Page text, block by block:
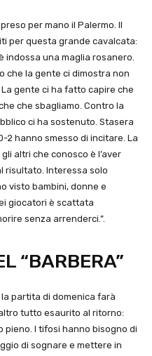
per mano il Palermo. Il
per questa grande cavalcata:
indossa una maglia rosanero.
che la gente ci dimostra non
gente ci ha fatto capire che
che sbagliamo. Contro la
ci ha sostenuto. Stasera
2 hanno smesso di incitare. La
altri che conosco è l’aver
risultato. Interessa solo
visto bambini, donne e
giocatori è scattata
senza arrenderci.”.
“BARBERA”
partita di domenica farà
tutto esaurito al ritorno:
pieno. I tifosi hanno bisogno di
di sognare e mettere in